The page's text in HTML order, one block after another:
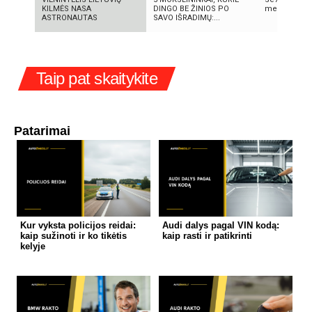
KILMĖS NASA
ASTRONAUTAS
DINGO BE ŽINIOS PO
SAVO IŠRADIMŲ:...
meno
Taip pat skaitykite
Patarimai
Kur vyksta policijos reidai:
kaip sužinoti ir ko tikėtis
kelyje
Audi dalys pagal VIN kodą:
kaip rasti ir patikrinti